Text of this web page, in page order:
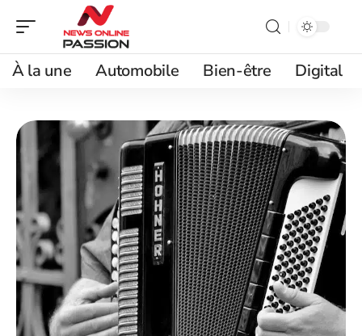
À la une Automobile Bien-être Digital